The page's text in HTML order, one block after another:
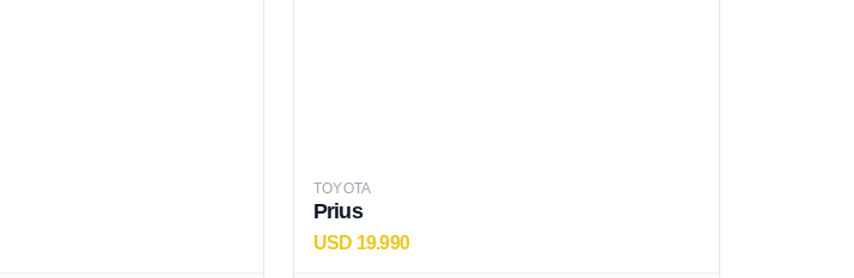
TOYOTA
Prius
USD 19.990